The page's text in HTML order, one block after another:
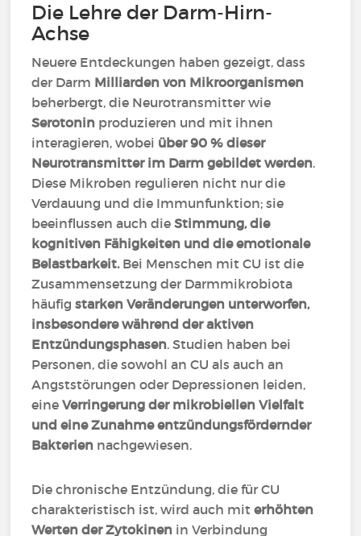
Die Lehre der Darm-Hirn-
Achse
Neuere Entdeckungen haben gezeigt, dass
der Darm Milliarden von Mikroorganismen
beherbergt, die Neurotransmitter wie
Serotonin produzieren und mit ihnen
interagieren, wobei über 90 % dieser
Neurotransmitter im Darm gebildet werden.
Diese Mikroben regulieren nicht nur die
Verdauung und die Immunfunktion; sie
beeinflussen auch dieStimmung, die
kognitiven Fähigkeiten und die emotionale
Belastbarkeit.Bei Menschen mit CU ist die
Zusammensetzung der Darmmikrobiota
häufigstarken Veränderungen unterworfen,
insbesondere während der aktiven
Entzündungsphasen. Studien haben bei
Personen, die sowohl an CU als auch an
Angststörungen oder Depressionen leiden,
eineVerringerung der mikrobiellen Vielfalt
und eine Zunahme entzündungsfördernder
Bakterien nachgewiesen.
Die chronische Entzündung, die für CU
charakteristisch ist, wird auch mit erhöhten
Werten der Zytokinen in Verbindung